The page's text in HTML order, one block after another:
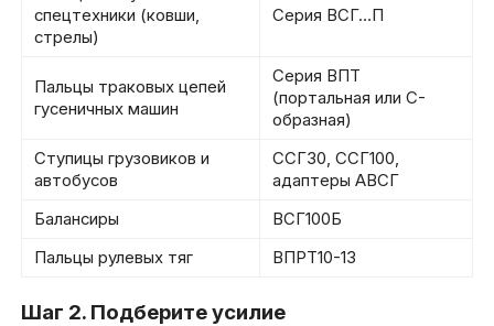
спецтехники (ковши,
стрелы)
Серия ВСГ…П
Пальцы траковых цепей
гусеничных машин
Серия ВПТ
(портальная или С-
образная)
Ступицы грузовиков и
автобусов
ССГ30, ССГ100,
адаптеры АВСГ
Балансиры
ВСГ100Б
Пальцы рулевых тяг
ВПРТ10-13
Шаг 2. Подберите усилие